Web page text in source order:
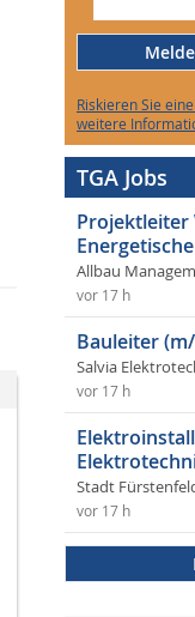
Riskieren Sie
weitere
TGA Jobs
Projektleiter
Allbau
vor 17 h
Bauleiter
Salvia
vor 17 h
Stadt
vor 17 h